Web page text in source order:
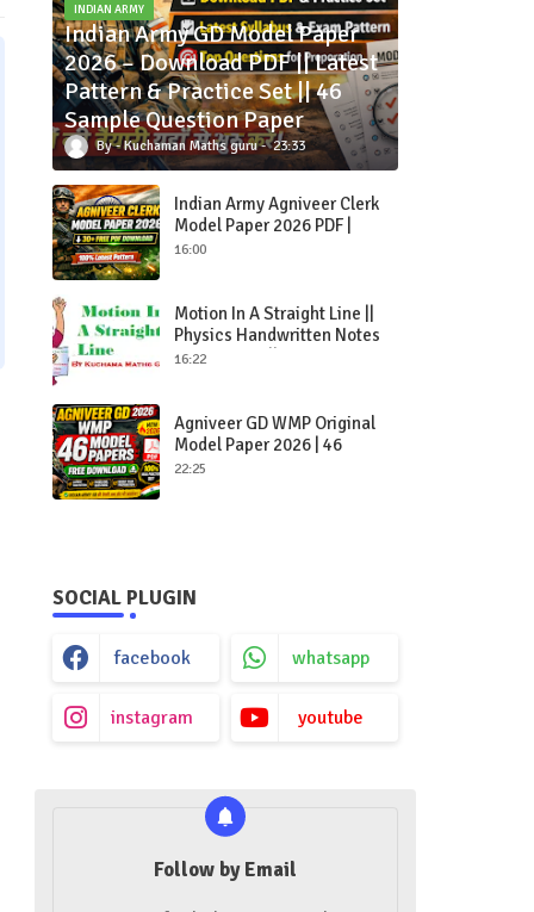
INDIAN ARMY
Indian Army GD Model Paper
2026 – Download PDF || Latest
Pattern & Practice Set || 46
Sample Question Paper
Kuchaman Maths guru 23:33
Indian Army Agniveer Clerk
Model Paper 2026 PDF |
Latest Exam Pattern + Free
16:00
Motion In A Straight Line ||
Physics Handwritten Notes
PDF In Hindi || Air Force X
16:22
Agniveer GD WMP Original
Model Paper 2026 | 46
Original Model Paper PDF
22:25
SOCIAL PLUGIN
facebook whatsapp
instagram youtube
Follow by Email